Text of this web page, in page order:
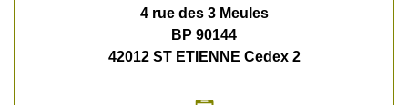
4 rue des 3 Meules
BP 90144
42012 ST ETIENNE Cedex 2